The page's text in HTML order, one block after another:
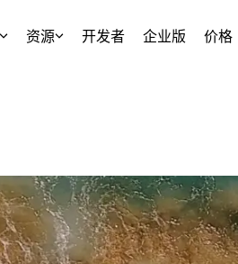
资源 开发者 企业版 价格